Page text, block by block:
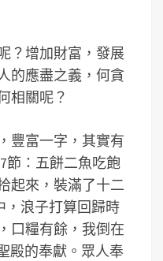
？增加財富，發展
的應盡之義，何貪
相關呢？
豐富一字，其實有
節：五餅二魚吃飽
起來，裝滿了十二
，浪子打算回歸時
口糧有餘，我倒在
殿的奉獻。眾人奉